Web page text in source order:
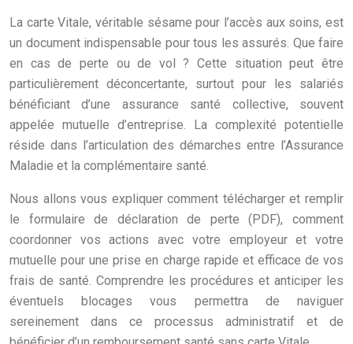
La carte Vitale, véritable sésame pour l’accès aux soins, est
un document indispensable pour tous les assurés. Que faire
en cas de perte ou de vol ? Cette situation peut être
particulièrement déconcertante, surtout pour les salariés
bénéficiant d’une assurance santé collective, souvent
appelée mutuelle d’entreprise. La complexité potentielle
réside dans l’articulation des démarches entre l’Assurance
Maladie et la complémentaire santé.
Nous allons vous expliquer comment télécharger et remplir
le formulaire de déclaration de perte (PDF), comment
coordonner vos actions avec votre employeur et votre
mutuelle pour une prise en charge rapide et efficace de vos
frais de santé. Comprendre les procédures et anticiper les
éventuels blocages vous permettra de naviguer
sereinement dans ce processus administratif et de